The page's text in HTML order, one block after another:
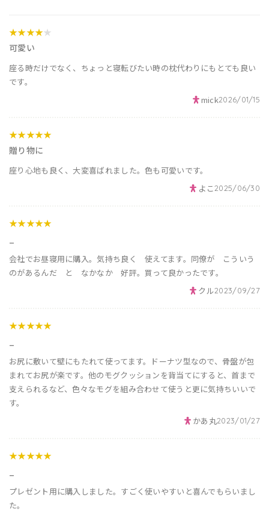
可愛い
★★★★★
座る時だけでなく、ちょっと寝転びたい時の枕代わりにもとても良い
です。
mick2026/01/15
贈り物に
★★★★★
座り心地も良く、大変喜ばれました。色も可愛いです。
よこ2025/06/30
★★★★★
会社でお昼寝用に購入。気持ち良く 使えてます。同僚が こういう
のがあるんだ と なかなか 好評。買って良かったです。
クル2023/09/27
★★★★★
お尻に敷いて壁にもたれて使ってます。ドーナツ型なので、骨盤が包
まれてお尻が楽です。他のモグクッションを背当てにすると、首まで
支えられるなど、色々なモグを組み合わせて使うと更に気持ちいいで
す。
かあ丸2023/01/27
★★★★★
プレゼント用に購入しました。すごく使いやすいと喜んでもらいまし
た。